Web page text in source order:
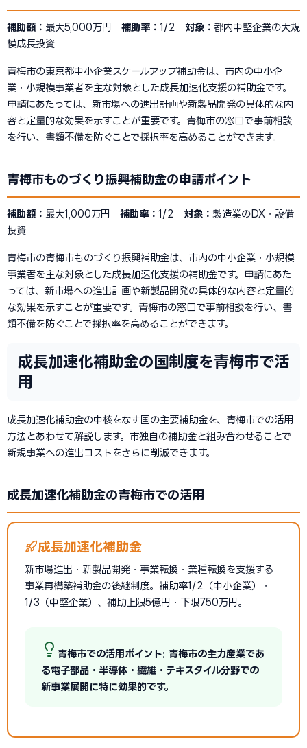
補助額： 最大5,000万円 補助率： 1/2 対象： 都内中堅企業の大規
模成長投資
青梅市の東京都中小企業スケールアップ補助金は、市内の中小企
業・小規模事業者を主な対象とした成長加速化支援の補助金です。
申請にあたっては、新市場への進出計画や新製品開発の具体的な内
容と定量的な効果を示すことが重要です。青梅市の窓口で事前相談
を行い、書類不備を防ぐことで採択率を高めることができます。
青梅市ものづくり振興補助金の申請ポイント
補助額： 最大1,000万円 補助率： 1/2 対象： 製造業のDX・設備
投資
青梅市の青梅市ものづくり振興補助金は、市内の中小企業・小規模
事業者を主な対象とした成長加速化支援の補助金です。申請にあた
っては、新市場への進出計画や新製品開発の具体的な内容と定量的
な効果を示すことが重要です。青梅市の窓口で事前相談を行い、書
類不備を防ぐことで採択率を高めることができます。
成長加速化補助金の国制度を青梅市で活
用
成長加速化補助金の中核をなす国の主要補助金を、青梅市での活用
方法とあわせて解説します。市独自の補助金と組み合わせることで
新規事業への進出コストをさらに削減できます。
成長加速化補助金の青梅市での活用
成長加速化補助金
新市場進出・新製品開発・事業転換・業種転換を支援する
事業再構築補助金の後継制度。補助率1/2（中小企業）・
1/3（中堅企業）、補助上限5億円・下限750万円。
青梅市での活用ポイント: 青梅市の主力産業であ
る電子部品・半導体・繊維・テキスタイル分野での
新事業展開に特に効果的です。